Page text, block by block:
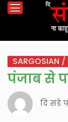
SARGOSIAN /
पंजाब से
दि संडे